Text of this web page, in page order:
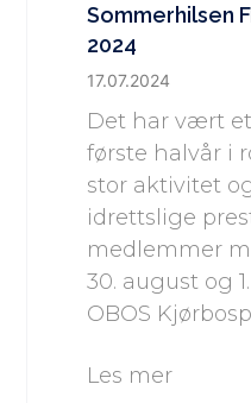
Sommerhilsen
2024
17.07.2024
Det har vært
første halvår i
stor aktivitet
idrettslige
medlemmer
30. august og
OBOS
Les mer